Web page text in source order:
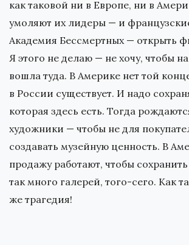
как таковой ни в Европе, ни в
умоляют их лидеры — и
Академия Бессмертных — открыть
Я этого не делаю — не хочу, чтобы
вошла туда. В Америке нет той
в России существует. И надо
которая здесь есть. Тогда
художники — чтобы не для
создавать музейную ценность. В
продажу работают, чтобы
так много галерей, того-сего. Как
же трагедия!